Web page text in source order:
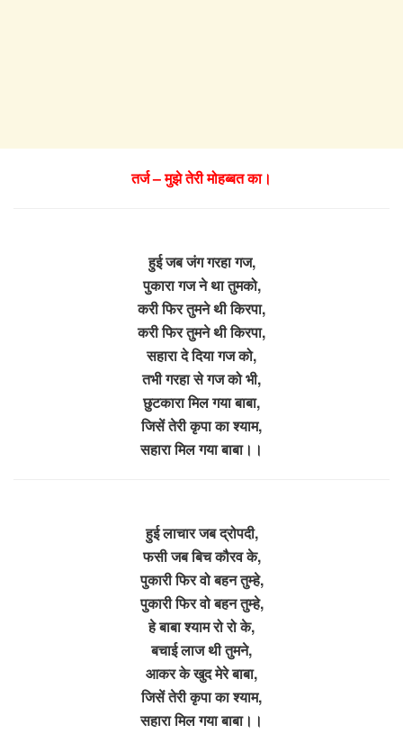
तर्ज – मुझे तेरी मोहब्बत का।
हुई जब जंग गरहा गज,
पुकारा गज ने था तुमको,
करी फिर तुमने थी किरपा,
करी फिर तुमने थी किरपा,
सहारा दे दिया गज को,
तभी गरहा से गज को भी,
छुटकारा मिल गया बाबा,
जिसें तेरी कृपा का श्याम,
सहारा मिल गया बाबा।।
हुई लाचार जब द्रोपदी,
फसी जब बिच कौरव के,
पुकारी फिर वो बहन तुम्हे,
पुकारी फिर वो बहन तुम्हे,
हे बाबा श्याम रो रो के,
बचाई लाज थी तुमने,
आकर के खुद मेरे बाबा,
जिसें तेरी कृपा का श्याम,
सहारा मिल गया बाबा।।